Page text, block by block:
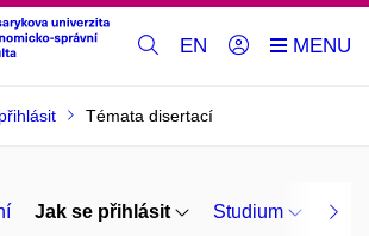
EN
Témata disertací
Jak se přihlásit Studium O